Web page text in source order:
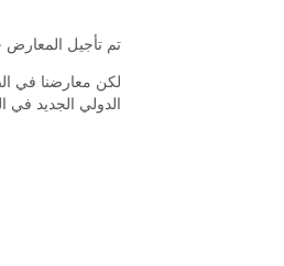
تم تأجيل المعارض
لكن معارضنا في
الدولي الجديد في الفترة من